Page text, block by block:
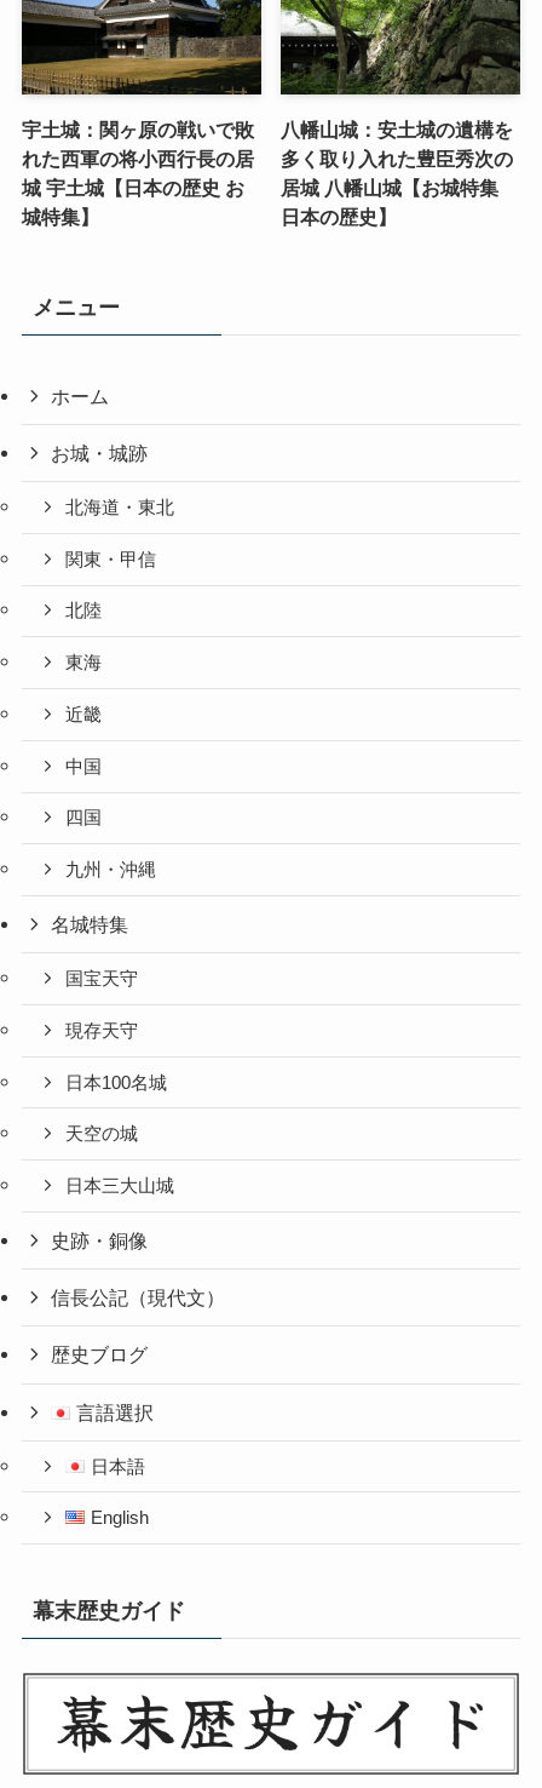
宇土城：関ヶ原の戦いで敗
れた西軍の将小西行長の居
城 宇土城【日本の歴史 お
城特集】
八幡山城：安土城の遺構を
多く取り入れた豊臣秀次の
居城 八幡山城【お城特集
日本の歴史】
メニュー
ホーム
お城・城跡
北海道・東北
関東・甲信
北陸
東海
近畿
中国
四国
九州・沖縄
名城特集
国宝天守
現存天守
日本100名城
天空の城
日本三大山城
史跡・銅像
信長公記（現代文）
歴史ブログ
言語選択
日本語
English
幕末歴史ガイド